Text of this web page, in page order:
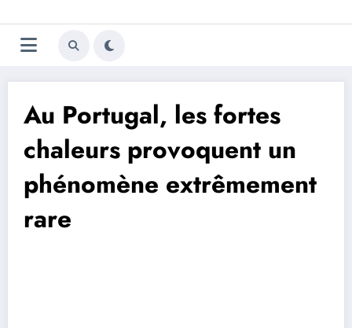
au
contenu
Trivela
L'actualité du football
Au Portugal, les fortes
chaleurs provoquent un
phénomène extrêmement
rare